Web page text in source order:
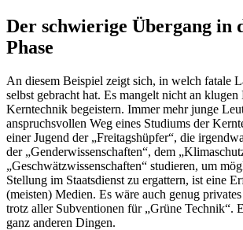
Der schwierige Übergang in
Phase
An diesem Beispiel zeigt sich, in welch fatale
selbst gebracht hat. Es mangelt nicht an
Kerntechnik begeistern. Immer mehr junge
anspruchsvollen Weg eines Studiums der
einer Jugend der „Freitagshüpfer“, die
der „Genderwissenschaften“, dem
„Geschwätzwissenschaften“ studieren, um
Stellung im Staatsdienst zu ergattern, ist eine
(meisten) Medien. Es wäre auch genug
trotz aller Subventionen für „Grüne Technik“.
ganz anderen Dingen.